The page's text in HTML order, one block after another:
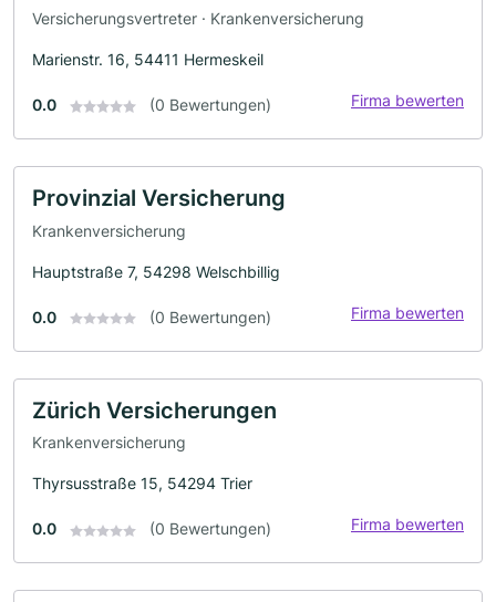
Versicherungsvertreter · Krankenversicherung
Marienstr. 16, 54411 Hermeskeil
0.0 (0 Bewertungen) Firma bewerten
Provinzial Versicherung
Krankenversicherung
Hauptstraße 7, 54298 Welschbillig
0.0 (0 Bewertungen) Firma bewerten
Zürich Versicherungen
Krankenversicherung
Thyrsusstraße 15, 54294 Trier
0.0 (0 Bewertungen) Firma bewerten